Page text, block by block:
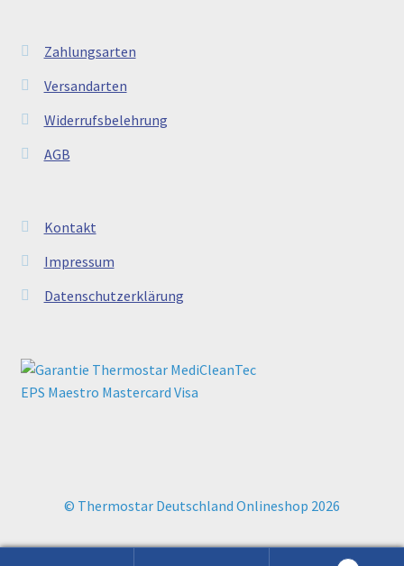
Zahlungsarten
Versandarten
Widerrufsbelehrung
AGB
Kontakt
Impressum
Datenschutzerklärung
© Thermostar Deutschland Onlineshop 2026